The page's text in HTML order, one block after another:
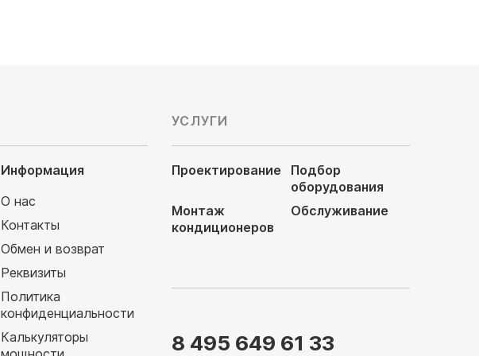
Информация
О нас
Контакты
Обмен и возврат
Реквизиты
Политика
конфиденциальности
Калькуляторы
УСЛУГИ
Проектирование
Подбор
оборудования
Монтаж
кондиционеров
Обслуживание
8 495 649 61 33